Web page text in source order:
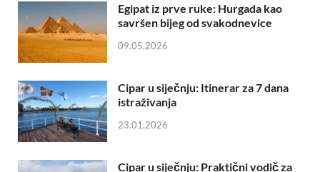
Egipat iz prve ruke: Hurgada kao
savršen bijeg od svakodnevice
09.05.2026
Cipar u siječnju: Itinerar za 7 dana
istraživanja
23.01.2026
Cipar u siječnju: Praktični vodič za